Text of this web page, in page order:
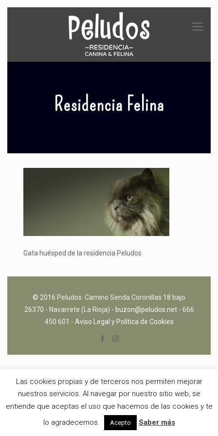
Residencia Felina
Gata huésped de la residencia Peludos
© 2016 Peludos. Camino Senda Coronillas 18 bajo
26370 - Navarrete (La Rioja) - buzon@peludos.net- 666
450 601 - Aviso Legal y Política de Cookies
Las cookies propias y de terceros nos permiten mejorar
nuestros servicios. Al navegar por nuestro sitio web, se
entiende que aceptas el uso que hacemos de las cookies y te
lo agradecemos.
Acepto Saber más